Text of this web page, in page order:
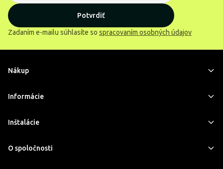
Potvrdiť
Zadaním e-mailu súhlasíte so spracovaním osobných údajov
Nákup
Informácie
Inštalácie
O spoločnosti